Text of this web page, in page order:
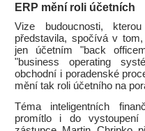
ERP mění roli účetních
Vize budoucnosti,
představila, spočívá v
jen účetním "back
"business operating
obchodní i poradenské
mění tak roli účetního na
Téma inteligentních
promítlo i do vystoupení